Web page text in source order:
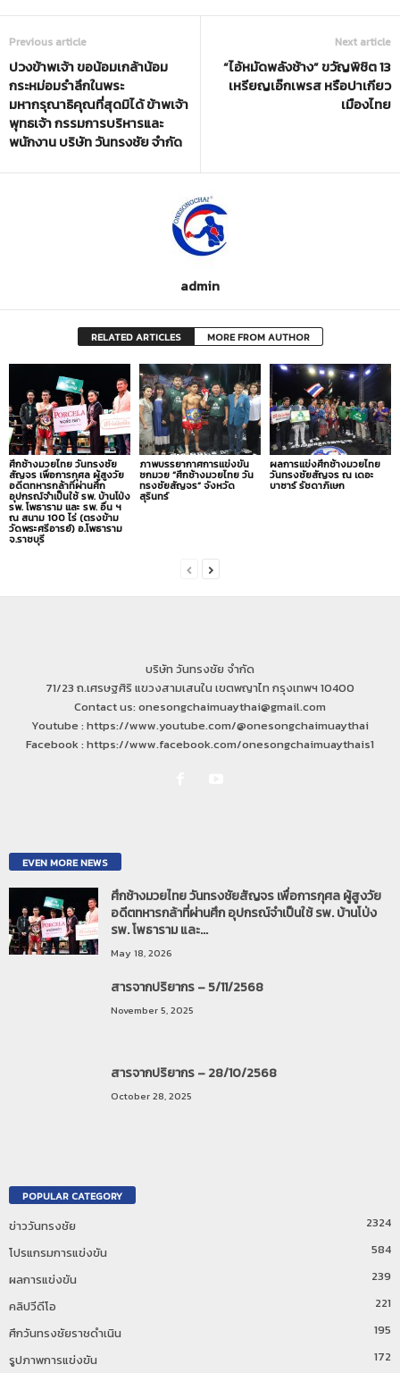
Previous article
ปวงข้าพเจ้า ขอน้อมเกล้าน้อม
กระหม่อมรำลึกในพระ
มหากรุณาธิคุณที่สุดมิได้ ข้าพเจ้า
พุทธเจ้า กรรมการบริหารและ
พนักงาน บริษัท วันทรงชัย จำกัด
Next article
“ไอ้หมัดพลังช้าง” ขวัญพิชิต 13
เหรียญเอ๊กเพรส หรือปาเกียว
เมืองไทย
admin
RELATED ARTICLES MORE FROM AUTHOR
ศึกช้างมวยไทย วันทรงชัย
สัญจร เพื่อการกุศล ผู้สูงวัย
อดีตทหารกล้าที่ผ่านศึก
อุปกรณ์จำเป็นใช้ รพ. บ้านโป่ง
รพ. โพธาราม และ รพ. อื่น ฯ
ณ สนาม 100 ไร่ (ตรงข้าม
วัดพระศรีอารย์) อ.โพธาราม
จ.ราชบุรี
ภาพบรรยากาศการแข่งขัน
ชกมวย “ศึกช้างมวยไทย วัน
ทรงชัยสัญจร” จังหวัด
สุรินทร์
ผลการแข่งศึกช้างมวยไทย
วันทรงชัยสัญจร ณ เดอะ
บาซาร์ รัชดาภิเษก
บริษัท วันทรงชัย จำกัด
71/23 ถ.เศรษฐศิริ แขวงสามเสนใน เขตพญาไท กรุงเทพฯ 10400
Contact us: onesongchaimuaythai@gmail.com
Youtube : https://www.youtube.com/@onesongchaimuaythai
Facebook : https://www.facebook.com/onesongchaimuaythais1
EVEN MORE NEWS
ศึกช้างมวยไทย วันทรงชัยสัญจร เพื่อการกุศล ผู้สูงวัย
อดีตทหารกล้าที่ผ่านศึก อุปกรณ์จำเป็นใช้ รพ. บ้านโป่ง
รพ. โพธาราม และ...
May 18, 2026
สารจากปริยากร – 5/11/2568
November 5, 2025
สารจากปริยากร – 28/10/2568
October 28, 2025
POPULAR CATEGORY
ข่าววันทรงชัย
2324
โปรแกรมการแข่งขัน
584
ผลการแข่งขัน
239
คลิปวีดีโอ
221
ศึกวันทรงชัยราชดำเนิน
195
รูปภาพการแข่งขัน
172